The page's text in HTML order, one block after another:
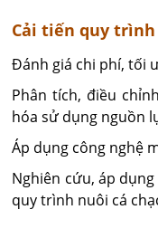
Cải tiến quy
Đánh giá chi phí, tối
Phân tích, điều
hóa sử dụng nguồn
Áp dụng công nghệ
Nghiên cứu, áp
quy trình nuôi cá